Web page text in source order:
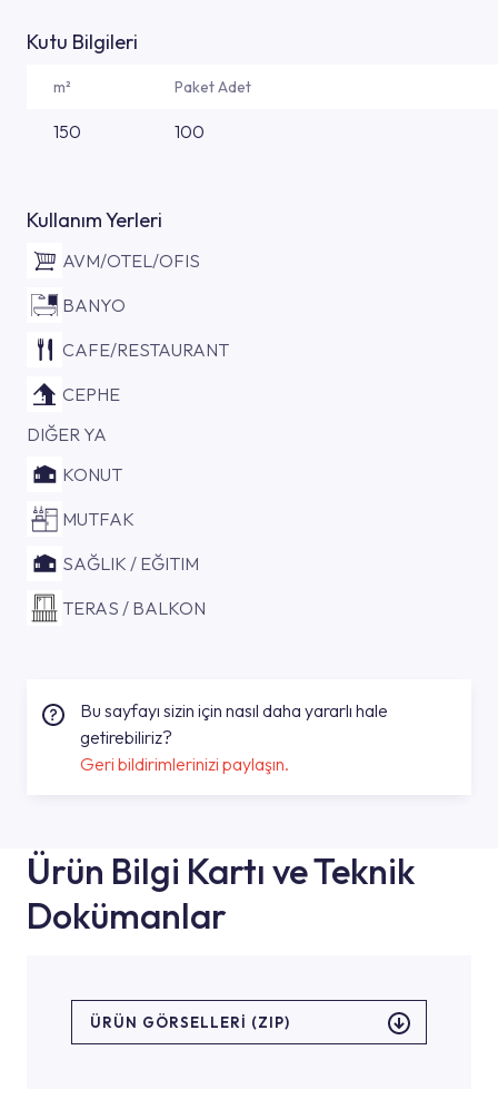
Kutu Bilgileri
m² Paket Adet
150 100
Kullanım Yerleri
AVM/OTEL/OFIS
BANYO
CAFE/RESTAURANT
CEPHE
DIĞER YA
KONUT
MUTFAK
SAĞLIK / EĞITIM
TERAS / BALKON
Bu sayfayı sizin için nasıl daha yararlı hale
getirebiliriz?
Geri bildirimlerinizi paylaşın.
Ürün Bilgi Kartı ve Teknik
Dokümanlar
ÜRÜN GÖRSELLERI (ZIP)